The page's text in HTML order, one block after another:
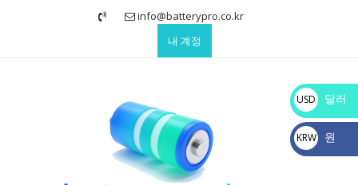
info@batterypro.co.kr
내 계정
USD
$
달러
KRW
₩
원